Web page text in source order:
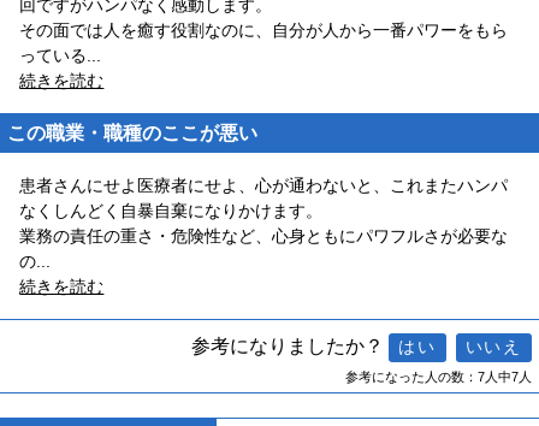
回ですがハンパなく感動します。
その面では人を癒す役割なのに、自分が人から一番パワーをもら
っている
続きを読む
この職業・職種のここが悪い
患者さんにせよ医療者にせよ、心が通わないと、これまたハンパ
なくしんどく自暴自棄になりかけます。
業務の責任の重さ・危険性など、心身ともにパワフルさが必要な
の
続きを読む
参考になりましたか？
参考になった人の数：7人中7人